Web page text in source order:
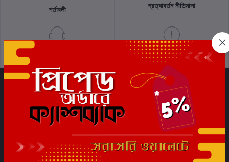
শর্তাবলী প্রত্যাবর্তন নীতিমালা
গোপনীয়তা নীতি
সাবস্ক্রাইব